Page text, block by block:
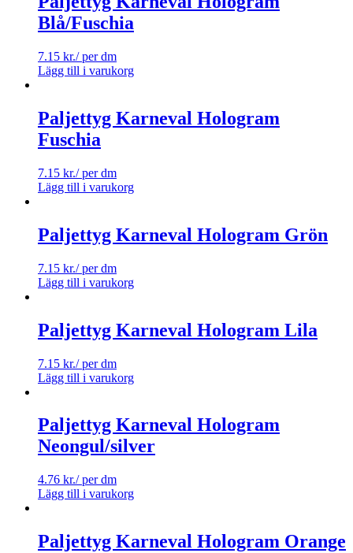
Blå/Fuschia
7.15 kr./ per dm
Lägg till i varukorg
Paljettyg Karneval Hologram
Fuschia
7.15 kr./ per dm
Lägg till i varukorg
Paljettyg Karneval Hologram Grön
7.15 kr./ per dm
Lägg till i varukorg
Paljettyg Karneval Hologram Lila
7.15 kr./ per dm
Lägg till i varukorg
Paljettyg Karneval Hologram
Neongul/silver
4.76 kr./ per dm
Lägg till i varukorg
Paljettyg Karneval Hologram Orange